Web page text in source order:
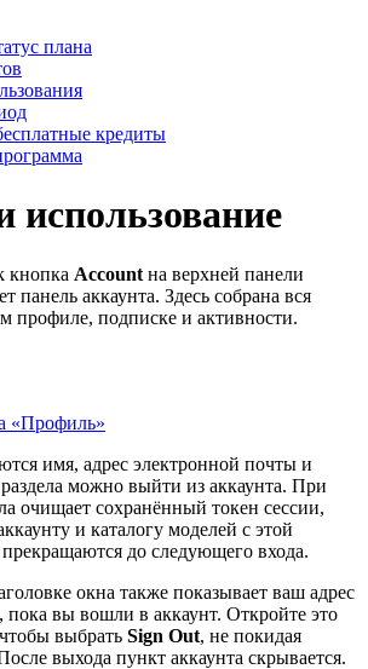
плана
кредиты
использование
кнопка Account на верхней панели
панель аккаунта. Здесь собрана вся
профиле, подписке и активности.
«Профиль»
имя, адрес электронной почты и
можно выйти из аккаунта. При
очищает сохранённый токен сессии,
и каталогу моделей с этой
прекращаются до следующего входа.
окна также показывает ваш адрес
пока вы вошли в аккаунт. Откройте это
выбрать Sign Out, не покидая
выхода пункт аккаунта скрывается.